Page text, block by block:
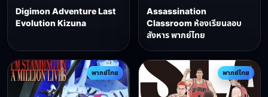
Digimon Adventure Last
Evolution Kizuna
Assassination
Classroom ห้องเรียนลอบ
สังหาร พากย์ไทย
พากย์ไทย พากย์ไทย